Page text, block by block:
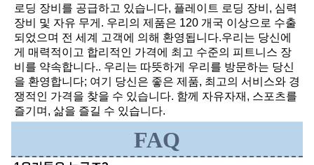
로딩 장비를 공급하고 있습니다, 플레이트 로딩 장비, 심력
장비 및 자유 무게. 우리의 제품은 120 개국 이상으로 수출
되었으며 전 세계 고객에 의해 환영됩니다.우리는 당신에
게 매력적이고 합리적인 가격에 최고 수준의 피트니스 장
비를 약속합니다.. 우리는 따뜻하게 우리를 방문하는 당신
을 환영합니다; 여기 당신은 좋은 제품, 최고의 서비스와 경
쟁적인 가격을 찾을 수 있습니다. 함께 자유자재, 스포츠를
즐기며, 삶을 즐길 수 있습니다.
FAQ